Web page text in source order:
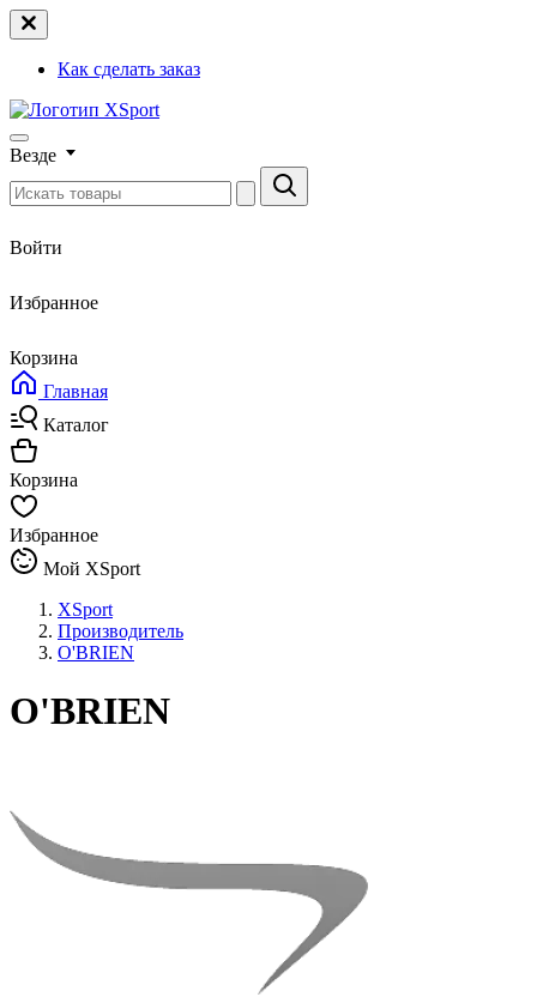
Как сделать заказ
Везде
Войти
Избранное
Корзина
Главная
Каталог
Корзина
Избранное
Мой XSport
XSport
Производитель
O'BRIEN
O'BRIEN